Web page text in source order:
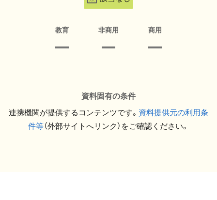
教育 非商用 商用
資料固有の条件
連携機関が提供するコンテンツです。 資料提供元の利用条
件等（外部サイトへリンク）をご確認ください。